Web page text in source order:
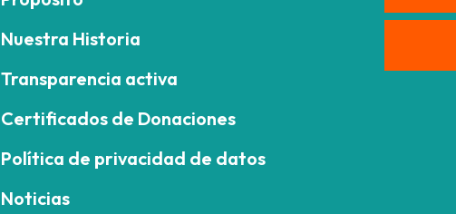
Nuestra Historia
Transparencia activa
Certificados de Donaciones
Política de privacidad de datos
Noticias